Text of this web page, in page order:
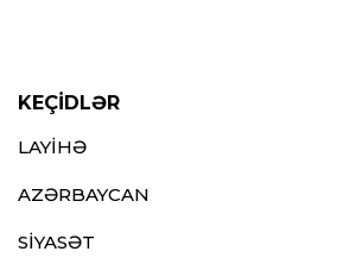
KEÇİDLƏR
LAYİHƏ
AZƏRBAYCAN
SİYASƏT